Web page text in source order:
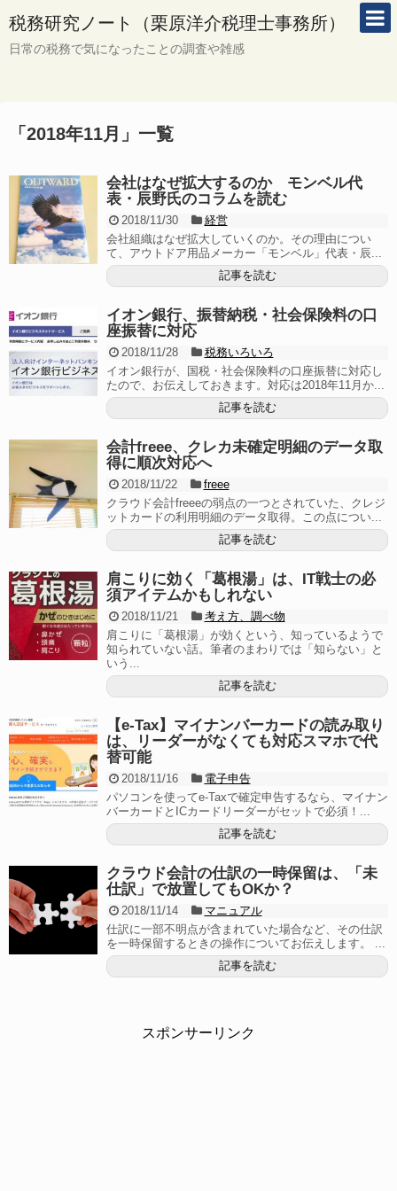
税務研究ノート（栗原洋介税理士事務所）
日常の税務で気になったことの調査や雑感
「 2018年11月 」 一覧
会社はなぜ拡大するのか モンベル代
表・辰野氏のコラムを読む
2018/11/30
経営
会社組織はなぜ拡大していくのか。その理由につい
て、アウトドア用品メーカー「モンベル」代表・辰...
記事を読む
イオン銀行、振替納税・社会保険料の口
座振替に対応
2018/11/28
税務いろいろ
イオン銀行が、国税・社会保険料の口座振替に対応し
たので、お伝えしておきます。対応は2018年11月か...
記事を読む
会計freee、クレカ未確定明細のデータ取
得に順次対応へ
2018/11/22
freee
クラウド会計freeeの弱点の一つとされていた、クレジ
ットカードの利用明細のデータ取得。この点につい...
記事を読む
肩こりに効く「葛根湯」は、IT戦士の必
須アイテムかもしれない
2018/11/21
考え方、調べ物
肩こりに「葛根湯」が効くという、知っているようで
知られていない話。筆者のまわりでは「知らない」と
いう...
記事を読む
【e-Tax】マイナンバーカードの読み取り
は、リーダーがなくても対応スマホで代
替可能
2018/11/16
電子申告
パソコンを使ってe-Taxで確定申告するなら、マイナン
バーカードとICカードリーダーがセットで必須！...
記事を読む
クラウド会計の仕訳の一時保留は、「未
仕訳」で放置してもOKか？
2018/11/14
マニュアル
仕訳に一部不明点が含まれていた場合など、その仕訳
を一時保留するときの操作についてお伝えします。 ...
記事を読む
スポンサーリンク